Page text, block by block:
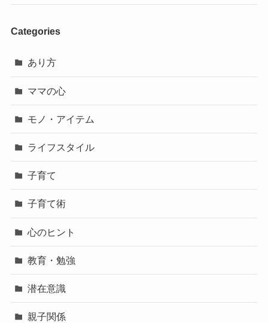
Categories
あり方
ママの心
モノ・アイテム
ライフスタイル
子育て
子育て術
心のヒント
教育・勉強
潜在意識
親子関係